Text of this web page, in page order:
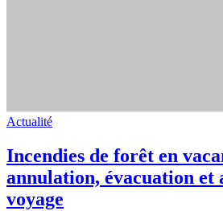
Actualité
Incendies de forêt en
annulation, évacuation et
voyage